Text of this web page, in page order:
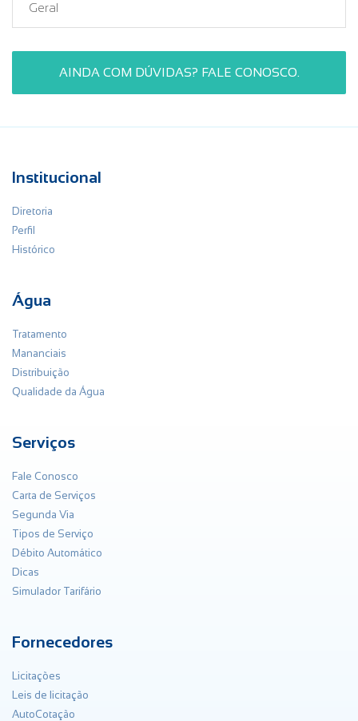
Geral
AINDA COM DÚVIDAS? FALE CONOSCO.
Institucional
Diretoria
Perfil
Histórico
Água
Tratamento
Mananciais
Distribuição
Qualidade da Água
Serviços
Fale Conosco
Carta de Serviços
Segunda Via
Tipos de Serviço
Débito Automático
Dicas
Simulador Tarifário
Fornecedores
Licitações
Leis de licitação
AutoCotação